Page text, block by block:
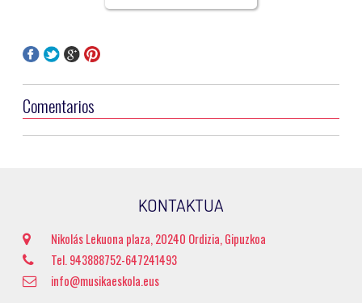
Comentarios
KONTAKTUA
Nikolás Lekuona plaza, 20240 Ordizia, Gipuzkoa
Tel. 943888752-647241493
info@musikaeskola.eus